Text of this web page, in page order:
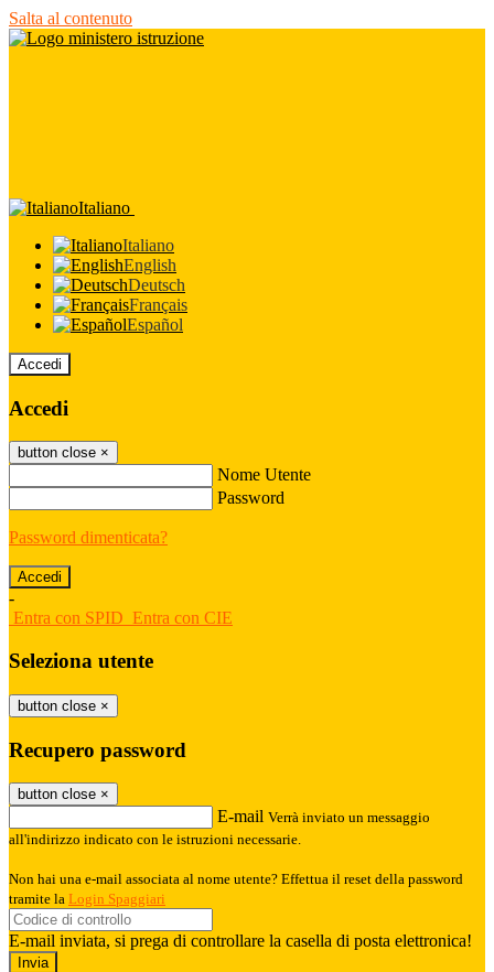
Salta al contenuto
Italiano
Italiano
English
Deutsch
Français
Español
Accedi
Accedi
button close ×
Nome Utente
Password
Password dimenticata?
-
Entra con SPID Entra con CIE
Seleziona utente
button close ×
Recupero password
button close ×
E-mail Verrà inviato un messaggio
all'indirizzo indicato con le istruzioni necessarie.
Non hai una e-mail associata al nome utente? Effettua il reset della password
tramite la Login Spaggiari
E-mail inviata, si prega di controllare la casella di posta elettronica!